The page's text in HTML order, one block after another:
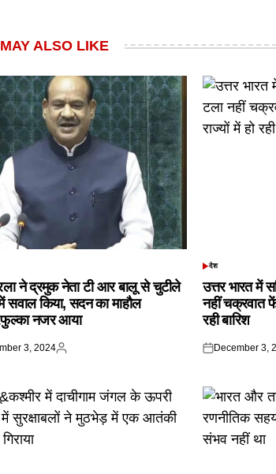
ALSO LIKE
ने द्रमुक नेता टी आर बालू से चुटीले
सवाल किया, सदन का माहौल
नजर आया
3, 2024
Posted
POSTED
देश
उत्तर भारत में
नहीं चक्रवात
रही बारिश
Posted
December 3,